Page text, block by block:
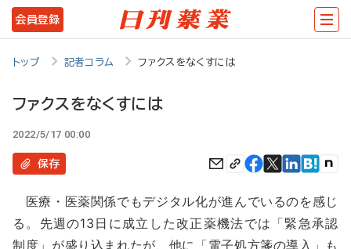
メ
イ
テ
移
会員登録
トップ 記者コラム ファクスをなくすには
ファクスをなくすには
2022/5/17 00:00
保存
医療・医薬関係でもデジタル化が進んでいるのを感じ
る。先週の13日に成立した改正薬機法では「緊急承認
制度」が盛り込まれたが、他に「電子処方箋の導入」も